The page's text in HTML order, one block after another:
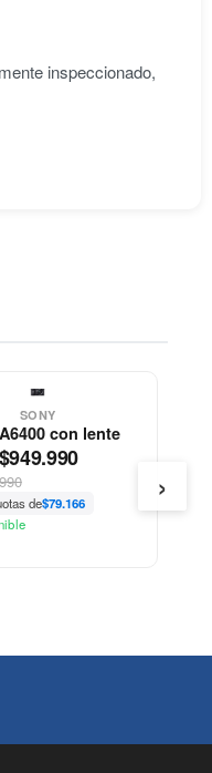
inspeccionado,
SONY
con lente
$949.990
de$79.166 ›